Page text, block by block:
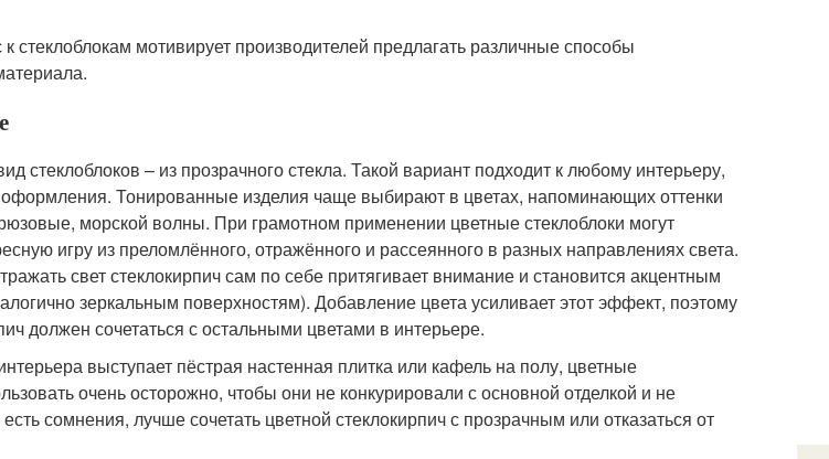
стеклоблокам мотивирует производителей предлагать различные способы
стеклоблоков – из прозрачного стекла. Такой вариант подходит к любому интерьеру,
оформления. Тонированные изделия чаще выбирают в цветах, напоминающих оттенки
морской волны. При грамотном применении цветные стеклоблоки могут
игру из преломлённого, отражённого и рассеянного в разных направлениях света.
свет стеклокирпич сам по себе притягивает внимание и становится акцентным
зеркальным поверхностям). Добавление цвета усиливает этот эффект, поэтому
должен сочетаться с остальными цветами в интерьере.
выступает пёстрая настенная плитка или кафель на полу, цветные
очень осторожно, чтобы они не конкурировали с основной отделкой и не
сомнения, лучше сочетать цветной стеклокирпич с прозрачным или отказаться от